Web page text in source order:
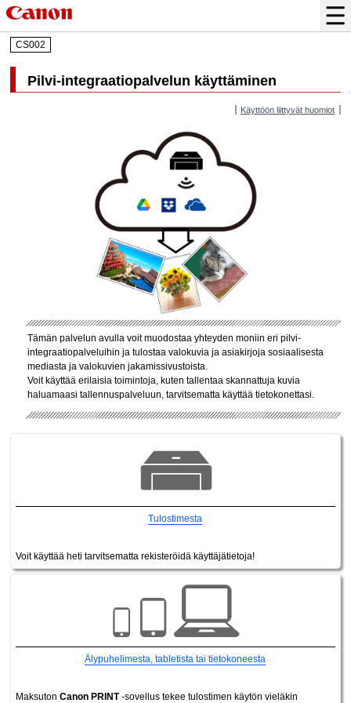
CS002
Pilvi-integraatiopalvelun käyttäminen
Käyttöön liittyvät huomiot
Tämän palvelun avulla voit muodostaa yhteyden moniin eri pilvi-
integraatiopalveluihin ja tulostaa valokuvia ja asiakirjoja sosiaalisesta
mediasta ja valokuvien jakamissivustoista.
Voit käyttää erilaisia toimintoja, kuten tallentaa skannattuja kuvia
haluamaasi tallennuspalveluun, tarvitsematta käyttää tietokonettasi.
Tulostimesta
Voit käyttää heti tarvitsematta rekisteröidä käyttäjätietoja!
Älypuhelimesta, tabletista tai tietokoneesta
MaksutonCanon PRINT-sovellus tekee tulostimen käytön vieläkin